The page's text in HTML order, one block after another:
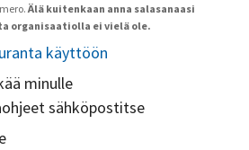
Älä kuitenkaan anna salasanaasi
organisaatiolla ei vielä ole.
käyttöön
minulle
sähköpostitse